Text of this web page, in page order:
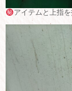
アイテムと上指